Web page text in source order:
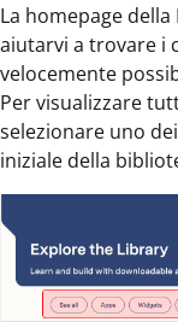
La homepage
aiutarvi a trovare i
velocemente
Per visualizzare
selezionare uno
iniziale della